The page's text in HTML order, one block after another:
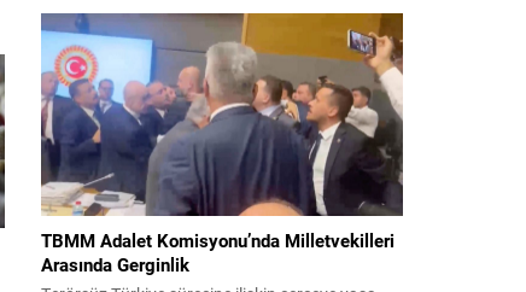
alındığını bildirirken saldırıyı kınadı ve Tahran’ı
korsanlıkla suçladı. WAM ajansının aktardığı ilk
açıklamada, ADNOC’a ait bir geminin sabah
saatlerinde hedef alındığı belirtildi; ilerleyen
dakikalarda ise BAE...
TBMM Adalet Komisyonu’nda Milletvekilleri
Arasında Gerginlik